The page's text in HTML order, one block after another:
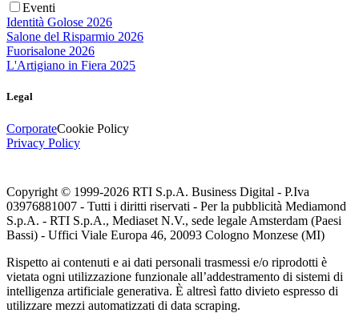
Eventi
Identità Golose 2026
Salone del Risparmio 2026
Fuorisalone 2026
L'Artigiano in Fiera 2025
Legal
CorporateCookie Policy
Privacy Policy
Copyright © 1999-2026 RTI S.p.A. Business Digital - P.Iva
03976881007 - Tutti i diritti riservati - Per la pubblicità Mediamond
S.p.A. - RTI S.p.A., Mediaset N.V., sede legale Amsterdam (Paesi
Bassi) - Uffici Viale Europa 46, 20093 Cologno Monzese (MI)
Rispetto ai contenuti e ai dati personali trasmessi e/o riprodotti è
vietata ogni utilizzazione funzionale all’addestramento di sistemi di
intelligenza artificiale generativa. È altresì fatto divieto espresso di
utilizzare mezzi automatizzati di data scraping.